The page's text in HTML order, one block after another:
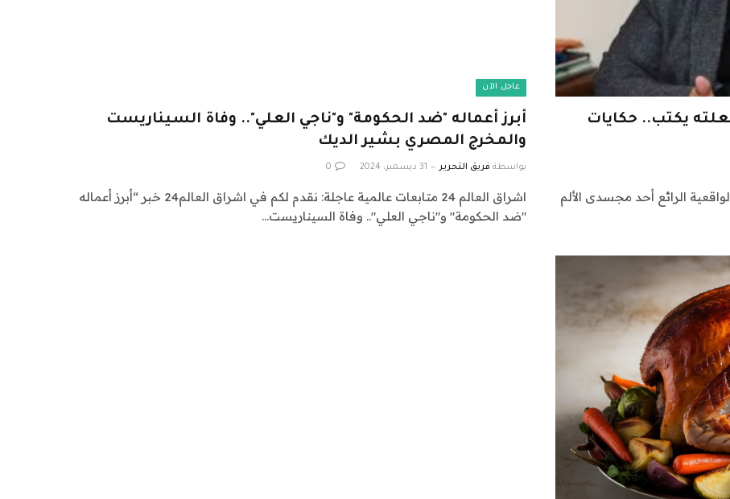
يكتب.. حكايات
جيل الواقعية الرائع أحد مجسدى الألم
عاجل الآن
أبرز أعماله "ضد الحكومة" و"ناجي العلي".. وفاة السيناريست
والمخرج المصري بشير الديك
بواسطة فريق التحرير 31 ديسمبر، 2024 0
اشراق العالم 24 متابعات عالمية عاجلة: نقدم لكم في اشراق العالم24 خبر “أبرز أعماله
"ضد الحكومة" و"ناجي العلي".. وفاة السيناريست…